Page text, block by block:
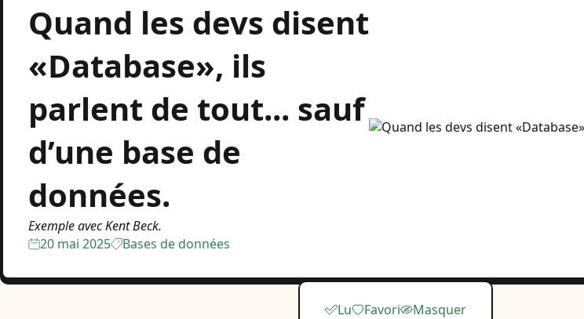
Quand les devs disent
«Database», ils
parlent de tout... sauf
d’une base de
données.
Exemple avec Kent Beck.
20 mai 2025
Bases de données
Lu Favori Masquer